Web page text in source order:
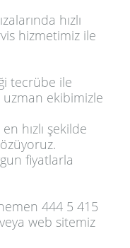
hızlı
hizmetimiz ile
tecrübe ile
ekibimizle
hızlı şekilde
fiyatlarla
444 5 415
web sitemiz